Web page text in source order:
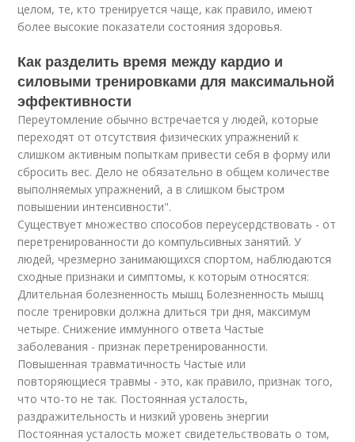
целом, те, кто тренируется чаще, как правило, имеют
более высокие показатели состояния здоровья.
Как разделить время между кардио и
силовыми тренировками для максимальной
эффективности
Переутомление обычно встречается у людей, которые
переходят от отсутствия физических упражнений к
слишком активным попыткам привести себя в форму или
сбросить вес. Дело не обязательно в общем количестве
выполняемых упражнений, а в слишком быстром
повышении интенсивности".
Существует множество способов переусердствовать - от
перетренированности до компульсивных занятий. У
людей, чрезмерно занимающихся спортом, наблюдаются
сходные признаки и симптомы, к которым относятся:
Длительная болезненность мышц Болезненность мышц
после тренировки должна длиться три дня, максимум
четыре. Снижение иммунного ответа Частые
заболевания - признак перетренированности.
Повышенная травматичность Частые или
повторяющиеся травмы - это, как правило, признак того,
что что-то не так. Постоянная усталость,
раздражительность и низкий уровень энергии
Постоянная усталость может свидетельствовать о том,